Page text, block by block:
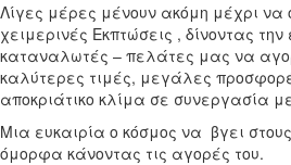
Λίγες μέρες μένουν ακόμη μέχρι να
χειμερινές Εκπτώσεις , δίνοντας την
καταναλωτές – πελάτες μας να
καλύτερες τιμές, μεγάλες
αποκριάτικο κλίμα σε συνεργασία
Μια ευκαιρία ο κόσμος να βγει
όμορφα κάνοντας τις αγορές του.